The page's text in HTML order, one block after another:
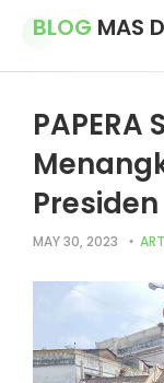
BLOG MAS
MAY 30, 2023